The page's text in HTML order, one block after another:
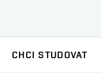
CHCI STUDOVAT